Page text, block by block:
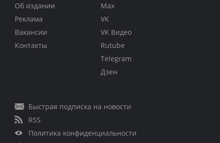
Об издании
Реклама
Вакансии
Контакты
Max
VK
VK Видео
Rutube
Telegram
Дзен
Быстрая подписка на новости
RSS
Политика конфиденциальности